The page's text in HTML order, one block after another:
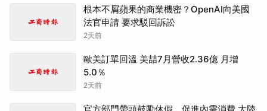
根本不屑蘋果的商業機密？OpenAI向美國
法官申請 要求駁回訴訟
2天前
歐美訂單回溫 美喆7月營收2.36億 月增
5.0％
2天前